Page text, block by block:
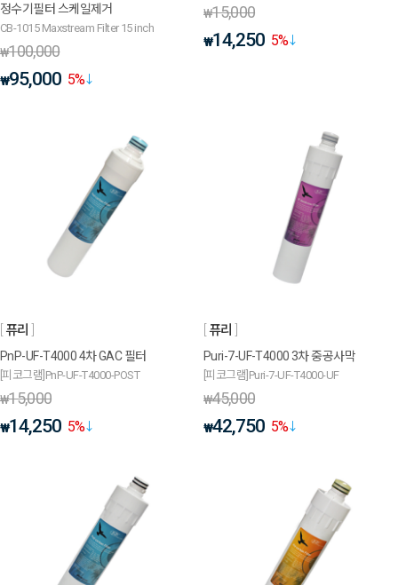
정수기필터 스케일제거
CB-1015 Maxstream Filter 15 inch
₩100,000
₩95,000 5%
₩15,000
₩14,250 5%
퓨리
PnP-UF-T4000 4차 GAC 필터
[피코그램]PnP-UF-T4000-POST
₩15,000
₩14,250 5%
퓨리
Puri-7-UF-T4000 3차 중공사막
[피코그램]Puri-7-UF-T4000-UF
₩45,000
₩42,750 5%